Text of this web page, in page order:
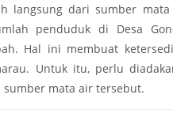
langsung dari sumber
penduduk di Desa
Hal ini membuat
Untuk itu, perlu
sumber mata air tersebut.